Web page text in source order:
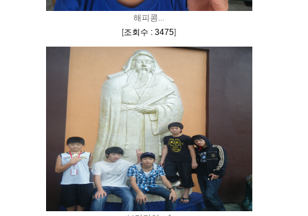
해피콩...
[조회수 : 3475]